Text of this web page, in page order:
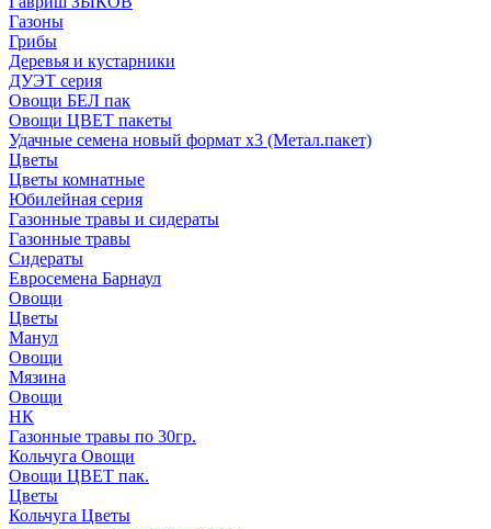
Газоны
Грибы
Деревья и кустарники
ДУЭТ серия
Овощи БЕЛ пак
Овощи ЦВЕТ пакеты
Удачные семена новый формат х3 (Метал.пакет)
Цветы
Цветы комнатные
Юбилейная серия
Газонные травы и сидераты
Газонные травы
Сидераты
Евросемена Барнаул
Овощи
Цветы
Манул
Овощи
Мязина
Овощи
НК
Газонные травы по 30гр.
Кольчуга Овощи
Овощи ЦВЕТ пак.
Цветы
Кольчуга Цветы